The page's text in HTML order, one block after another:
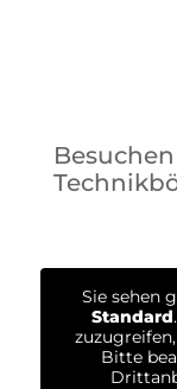
Sie sehen
Standard
Bitte